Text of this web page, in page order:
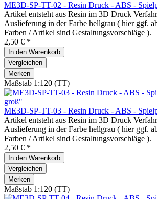
ME3D-SP-TT-02 - Resin Druck - ABS -
Artikel entsteht aus Resin im 3D Druck
Auslieferung in der Farbe hellgrau ( hier ggf.
Farben / Artikel sind Gestaltungsvorschläge ).
2,50 € *
In den Warenkorb
Vergleichen
Merken
Maßstab 1:120 (TT)
ME3D-SP-TT-03 - Resin Druck - ABS -
Artikel entsteht aus Resin im 3D Druck
Auslieferung in der Farbe hellgrau ( hier ggf.
Farben / Artikel sind Gestaltungsvorschläge ).
2,50 € *
In den Warenkorb
Vergleichen
Merken
Maßstab 1:120 (TT)